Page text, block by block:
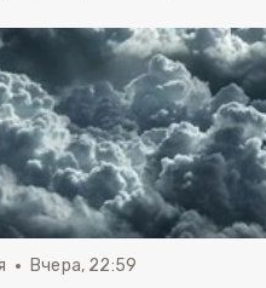
Вчера, 22:59